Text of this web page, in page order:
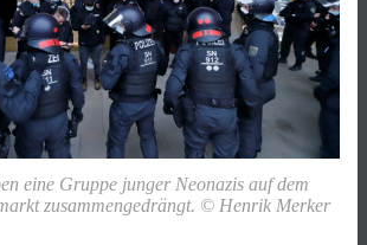
eine Gruppe junger Neonazis auf dem
zusammengedrängt. © Henrik Merker